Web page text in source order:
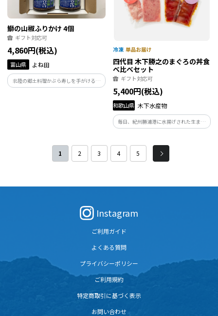
鰤の山椒ふりかけ 4個
ギフト対応可
4,860円(税込)
富山県 よね田
北陸の郷土料理かぶら寿しを手がけるよ
ね田がつくる鰤のほぐし身です。鰤の脂の
四代目 木下勝之のまぐろの丼食
べ比べセット
ギフト対応可
5,400円(税込)
和歌山県 木下水産物
毎日、紀州勝浦港に水揚げされた生まぐ
ろを一本一本見極めて買付しております。
目利きで選んだ産地直送の厳選生まぐろ
です。 和歌山県特産の天然生まぐろ一度
1 2 3 4 5
Instagram
ご利用ガイド
よくある質問
プライバシーポリシー
ご利用規約
特定商取引に基づく表示
お問い合わせ